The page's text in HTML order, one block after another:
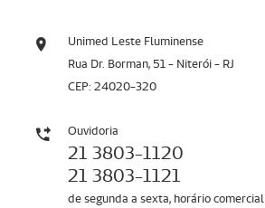
Unimed Leste Fluminense
Rua Dr. Borman, 51 - Niterói - RJ
CEP: 24020-320
Ouvidoria
21 3803-1120
21 3803-1121
de segunda a sexta, horário comercial